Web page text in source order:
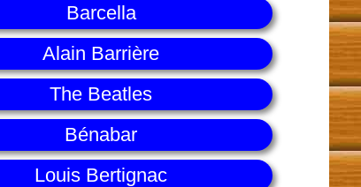
Barcella
Alain Barrière
The Beatles
Bénabar
Louis Bertignac